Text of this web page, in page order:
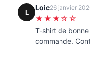
L
Loic26 janvier
★★★☆☆
T-shirt de
commande.